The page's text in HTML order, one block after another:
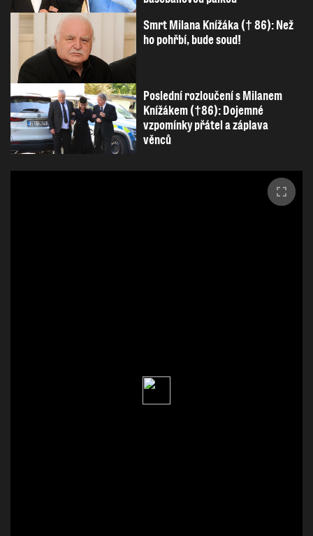
Smrt Milana Knížáka († 86): Než
ho pohřbí, bude soud!
Poslední rozloučení s Milanem
Knížákem (†86): Dojemné
vzpomínky přátel a záplava
věnců